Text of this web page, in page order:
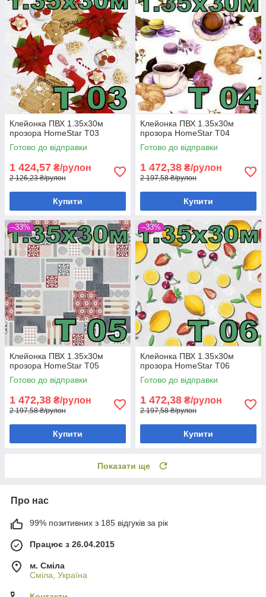
Клейонка ПВХ 1.35х30м
прозора HomeStar T03
Готово до відправки
1 424,57 ₴/рулон
2 126,23 ₴/рулон
Купити
Клейонка ПВХ 1.35х30м
прозора HomeStar T04
Готово до відправки
1 472,38 ₴/рулон
2 197,58 ₴/рулон
Купити
–33%
Клейонка ПВХ 1.35х30м
прозора HomeStar T05
Готово до відправки
1 472,38 ₴/рулон
2 197,58 ₴/рулон
Купити
–33%
Клейонка ПВХ 1.35х30м
прозора HomeStar T06
Готово до відправки
1 472,38 ₴/рулон
2 197,58 ₴/рулон
Купити
Показати ще
Про нас
99% позитивних з 185 відгуків за рік
Працює з 26.04.2015
м. Сміла
Сміла, Україна